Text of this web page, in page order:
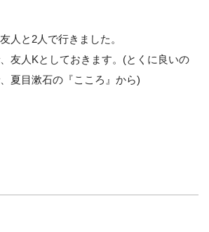
人と2人で行きました。
友人Kとしておきます。(とくに良いの
夏目漱石の『こころ』から)